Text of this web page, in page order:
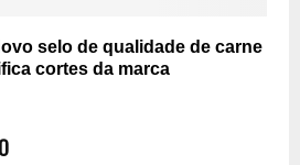
selo de qualidade de carne
cortes da marca